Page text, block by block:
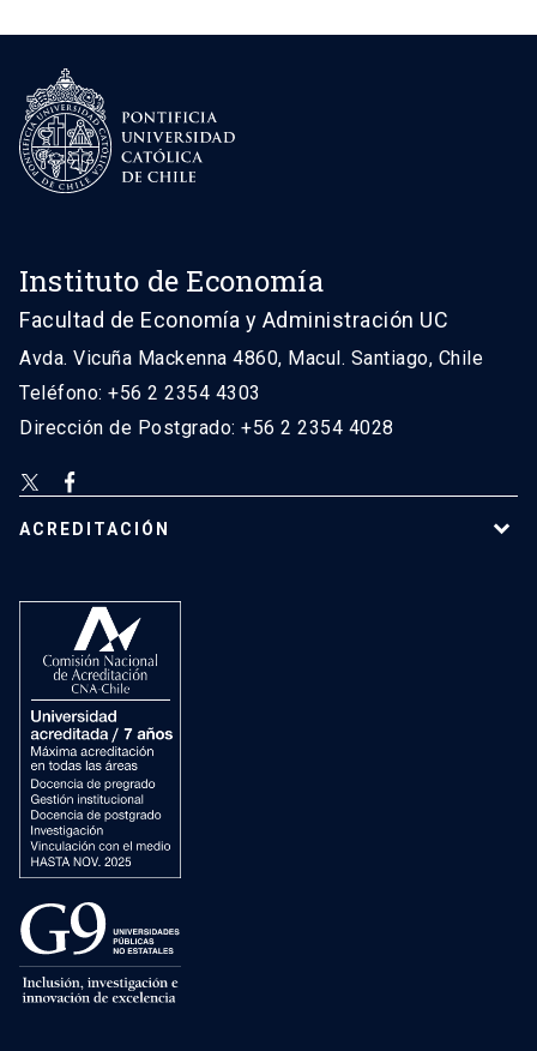
Instituto de Economía
Facultad de Economía y Administración UC
Avda. Vicuña Mackenna 4860, Macul. Santiago, Chile
Teléfono: +56 2 2354 4303
Dirección de Postgrado: +56 2 2354 4028
ACREDITACIÓN